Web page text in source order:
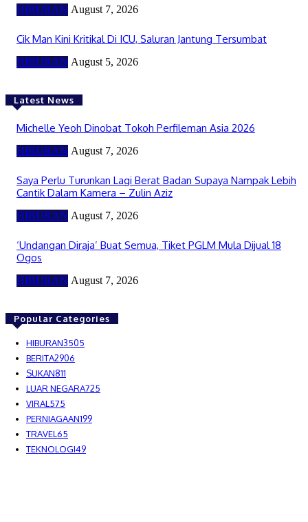
HIBURAN August 7, 2026
Cik Man Kini Kritikal Di ICU, Saluran Jantung Tersumbat
HIBURAN August 5, 2026
Latest News
Michelle Yeoh Dinobat Tokoh Perfileman Asia 2026
HIBURAN August 7, 2026
Saya Perlu Turunkan Lagi Berat Badan Supaya Nampak Lebih
Cantik Dalam Kamera – Zulin Aziz
HIBURAN August 7, 2026
‘Undangan Diraja’ Buat Semua, Tiket PGLM Mula Dijual 18
Ogos
HIBURAN August 7, 2026
Popular Categories
HIBURAN3505
BERITA2906
SUKAN811
LUAR NEGARA725
VIRAL575
PERNIAGAAN199
TRAVEL65
TEKNOLOGI49